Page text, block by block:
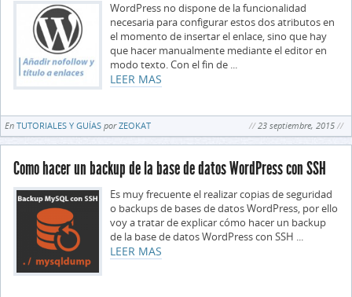
WordPress no dispone de la funcionalidad
necesaria para configurar estos dos atributos en
el momento de insertar el enlace, sino que hay
que hacer manualmente mediante el editor en
modo texto. Con el fin de ...
LEER MAS
En TUTORIALES Y GUÍAS porZEOKAT 23 septiembre, 2015
Como hacer un backup de la base de datos WordPress con SSH
Es muy frecuente el realizar copias de seguridad
o backups de bases de datos WordPress, por ello
voy a tratar de explicar cómo hacer un backup
de la base de datos WordPress con SSH ...
LEER MAS